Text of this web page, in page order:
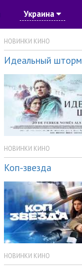
Украина
НОВИНКИ КИНО
Идеальный шторм
НОВИНКИ КИНО
Коп-звезда
НОВИНКИ КИНО